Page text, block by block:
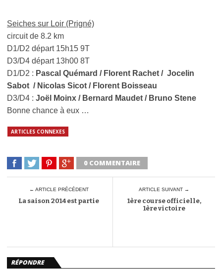
Seiches sur Loir (Prigné)
circuit de 8.2 km
D1/D2 départ 15h15 9T
D3/D4 départ 13h00 8T
D1/D2 : Pascal Quémard / Florent Rachet / Jocelin
Sabot / Nicolas Sicot / Florent Boisseau
D3/D4 : Joël Moinx / Bernard Maudet / Bruno Stene
Bonne chance à eux …
ARTICLES CONNEXES
0 COMMENTAIRE
← ARTICLE PRÉCÉDENT
La saison 2014 est partie
ARTICLE SUIVANT →
1ère course officielle,
1ère victoire
RÉPONDRE